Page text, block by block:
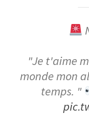
"Je t'aime
monde mon
temps. "